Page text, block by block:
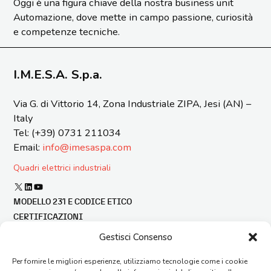
Gestisci Consenso
Per fornire le migliori esperienze, utilizziamo tecnologie come i cookie
Oggi è una figura chiave della nostra business unit
Automazione, dove mette in campo passione, curiosità
e competenze tecniche.
I.M.E.S.A. S.p.a.
Via G. di Vittorio 14, Zona Industriale ZIPA, Jesi (AN) –
Italy
Tel: (+39) 0731 211034
Email: info@imesaspa.com
Quadri elettrici industriali
X LinkedIn YouTube
MODELLO 231 E CODICE ETICO
CERTIFICAZIONI
BILANCIO DI SOSTENIBILITÀ
SEGNALAZIONE ILLECITI